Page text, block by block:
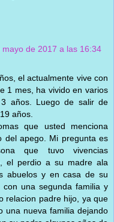
mayo de 2017 a las 16:34
el actualmente vive con
1 mes, ha vivido en varios
años. Luego de salir de
años.
que usted menciona
del apego. Mi pregunta es
que tuvo vivencias
el perdio a su madre ala
abuelos y en casa de su
una segunda familia y
relacion padre hijo, ya que
una nueva familia dejando